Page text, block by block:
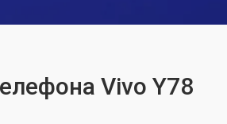
Vivo Y78